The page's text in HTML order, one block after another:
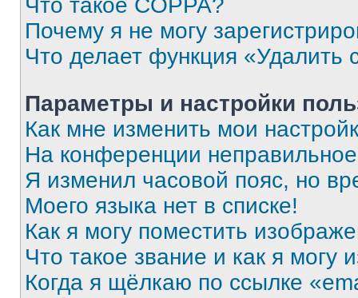
Что такое COPPA?
Почему я не могу
Что делает функция «Удалить
Параметры и настройки
Как мне изменить мои
На конференции
Я изменил часовой пояс, но
Моего языка нет в списке!
Как я могу поместить
Что такое звание и как я могу
Когда я щёлкаю по ссылке